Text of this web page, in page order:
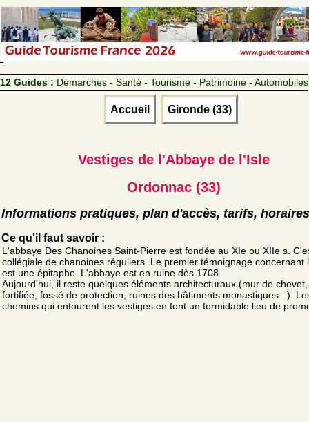
12 Guides : Démarches - Santé - Tourisme - Patrimoine - Automobiles
Accueil Gironde (33)
Vestiges de l'Abbaye de l'Isle
Ordonnac (33)
Informations pratiques, plan d'accès, tarifs, horaires
Ce qu'il faut savoir :
L'abbaye Des Chanoines Saint-Pierre est fondée au XIe ou XIIe s.
collégiale de chanoines réguliers. Le premier témoignage concernant
est une épitaphe. L'abbaye est en ruine dès 1708.
Aujourd'hui, il reste quelques éléments architecturaux (mur de
fortifiée, fossé de protection, ruines des bâtiments monastiques...).
chemins qui entourent les vestiges en font un formidable lieu de